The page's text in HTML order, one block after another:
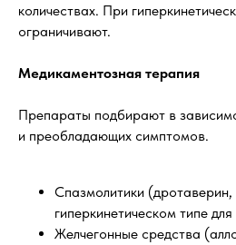
количествах. При
ограничивают.
Медикаментозная терапия
Препараты подбирают в
и преобладающих симптомов.
Спазмолитики
гиперкинетическом типе
Желчегонные средства